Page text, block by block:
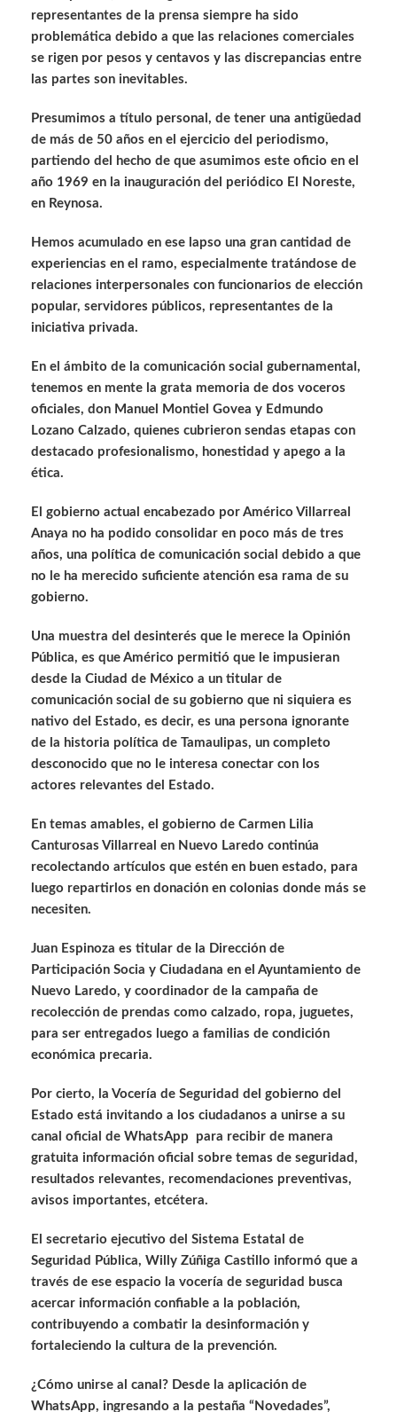
representantes de la prensa siempre ha sido
problemática debido a que las relaciones comerciales
se rigen por pesos y centavos y las discrepancias entre
las partes son inevitables.
Presumimos a título personal, de tener una antigüedad
de más de 50 años en el ejercicio del periodismo,
partiendo del hecho de que asumimos este oficio en el
año 1969 en la inauguración del periódico El Noreste,
en Reynosa.
Hemos acumulado en ese lapso una gran cantidad de
experiencias en el ramo, especialmente tratándose de
relaciones interpersonales con funcionarios de elección
popular, servidores públicos, representantes de la
iniciativa privada.
En el ámbito de la comunicación social gubernamental,
tenemos en mente la grata memoria de dos voceros
oficiales, don Manuel Montiel Govea y Edmundo
Lozano Calzado, quienes cubrieron sendas etapas con
destacado profesionalismo, honestidad y apego a la
ética.
El gobierno actual encabezado por Américo Villarreal
Anaya no ha podido consolidar en poco más de tres
años, una política de comunicación social debido a que
no le ha merecido suficiente atención esa rama de su
gobierno.
Una muestra del desinterés que le merece la Opinión
Pública, es que Américo permitió que le impusieran
desde la Ciudad de México a un titular de
comunicación social de su gobierno que ni siquiera es
nativo del Estado, es decir, es una persona ignorante
de la historia política de Tamaulipas, un completo
desconocido que no le interesa conectar con los
actores relevantes del Estado.
En temas amables, el gobierno de Carmen Lilia
Canturosas Villarreal en Nuevo Laredo continúa
recolectando artículos que estén en buen estado, para
luego repartirlos en donación en colonias donde más se
necesiten.
Juan Espinoza es titular de la Dirección de
Participación Socia y Ciudadana en el Ayuntamiento de
Nuevo Laredo, y coordinador de la campaña de
recolección de prendas como calzado, ropa, juguetes,
para ser entregados luego a familias de condición
económica precaria.
Por cierto, la Vocería de Seguridad del gobierno del
Estado está invitando a los ciudadanos a unirse a su
canal oficial de WhatsApp para recibir de manera
gratuita información oficial sobre temas de seguridad,
resultados relevantes, recomendaciones preventivas,
avisos importantes, etcétera.
El secretario ejecutivo del Sistema Estatal de
Seguridad Pública, Willy Zúñiga Castillo informó que a
través de ese espacio la vocería de seguridad busca
acercar información confiable a la población,
contribuyendo a combatir la desinformación y
fortaleciendo la cultura de la prevención.
¿Cómo unirse al canal? Desde la aplicación de
WhatsApp, ingresando a la pestaña “Novedades”,